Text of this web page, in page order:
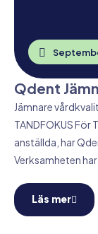
Qdent
Jämnare
TANDFOKUS
anställda, har
Verksamheten har
Läs mer